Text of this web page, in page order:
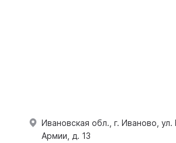
Ивановская обл., г. Иваново, ул.
Армии, д. 13